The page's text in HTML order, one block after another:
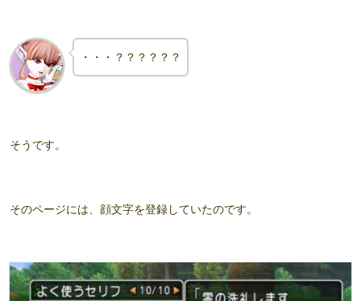
・・・？？？？？？
そうです。
そのページには、 顔文字を登録していたのです。